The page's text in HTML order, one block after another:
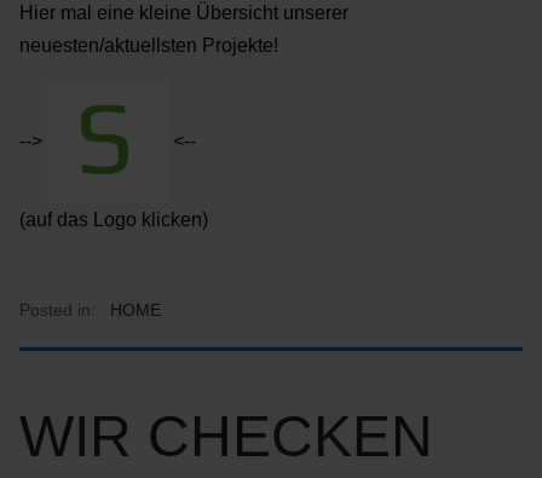
Hier mal eine kleine Übersicht unserer
neuesten/aktuellsten Projekte!
--> <--
(auf das Logo klicken)
Posted in: HOME
WIR CHECKEN